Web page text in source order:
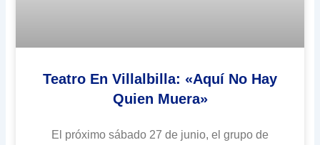
Teatro En Villalbilla: «Aquí No Hay
Quien Muera»
El próximo sábado 27 de junio, el grupo de